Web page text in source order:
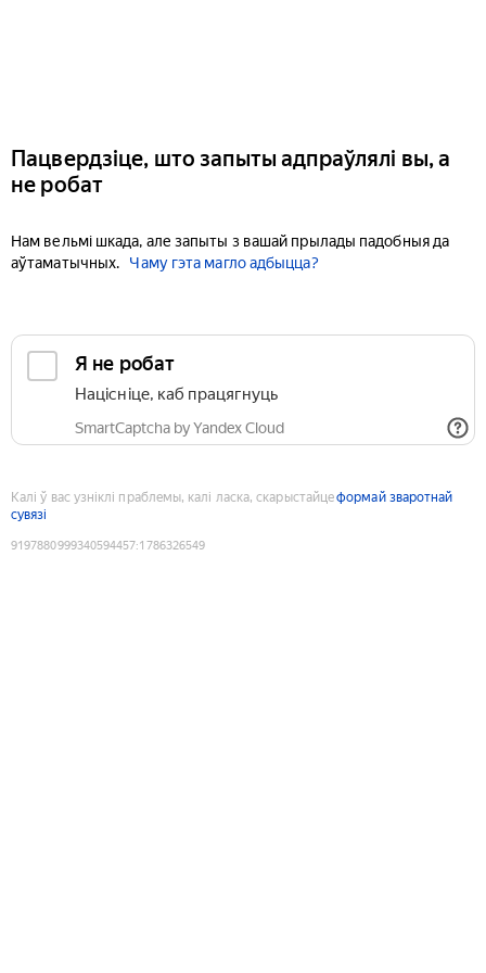
Пацвердзіце, што запыты адпраўлялі вы, а
не робат
Нам вельмі шкада, але запыты з вашай прылады падобныя да
аўтаматычных.
Чаму гэта магло адбыцца?
Я не робат
Націсніце, каб працягнуць
SmartCaptcha by Yandex Cloud
Калі ў вас узніклі праблемы, калі ласка, скарыстайцеформай зваротнай
сувязі
9197880999340594457:1786326549